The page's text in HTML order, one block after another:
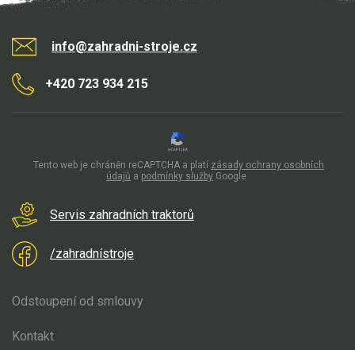
info@zahradni-stroje.cz
+420 723 934 215
Servis zahradních traktorů
/zahradnístroje
Odstoupení od smlouvy
Kontakt
Tento web je chráněn reCAPTCHA a platí zásady ochrany osobních
údajů a podmínky služby Google